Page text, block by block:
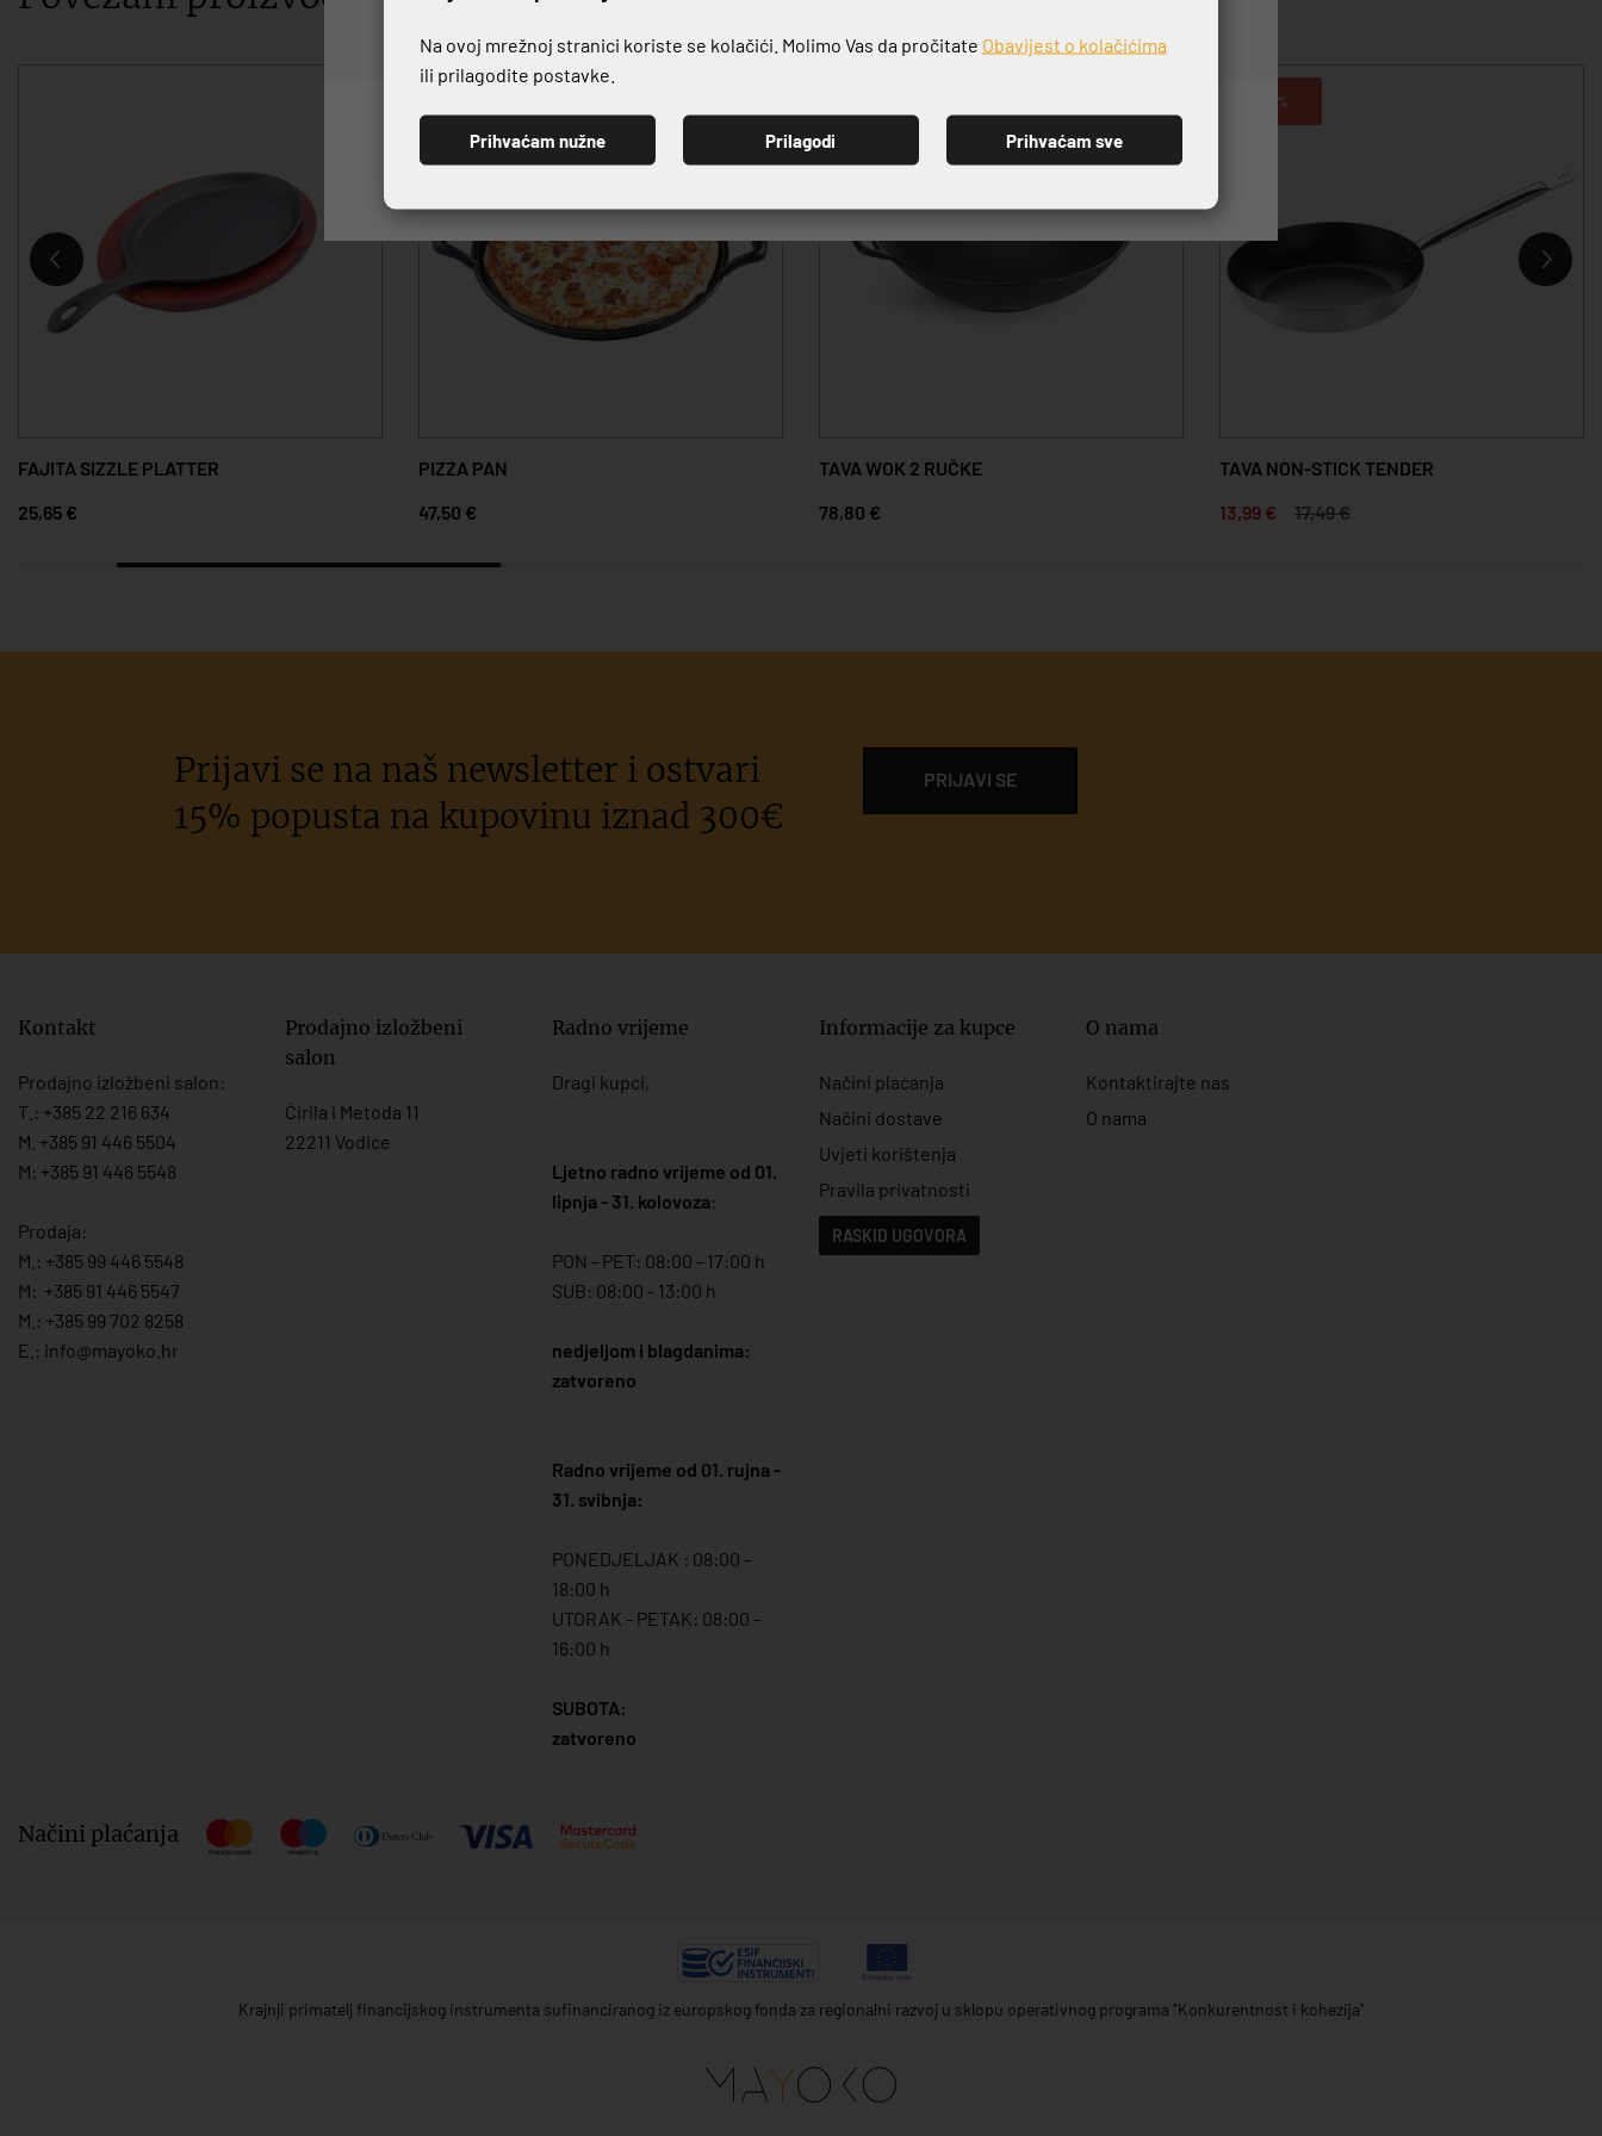
FAJITA SIZZLE PLATTER
25,65 €
PIZZA PAN
47,50 €
TAVA WOK 2 RUČKE
78,80 €
-20%
TAVA NON-STICK TENDER
13,99 €
17,49 €
Prijavi se na naš newsletter i ostvari
15% popusta na kupovinu iznad 300€
PRIJAVI SE
Kontakt
Prodajno izložbeni salon:
T.: +385 22 216 634
M. +385 91 446 5504
M: +385 91 446 5548
Prodaja:
M.: +385 99 446 5548
M: +385 91 446 5547
M.: +385 99 702 8258
E.: info@mayoko. hr
Prodajno izložbeni
salon
Ćirila i Metoda 11
22211 Vodice
Radno vrijeme
Dragi kupci,
Ljetno radno vrijeme od 01.
lipnja - 31. kolovoza:
PON - PET: 08:00 - 17:00 h
SUB: 08:00 - 13:00 h
nedjeljom i blagdanima:
zatvoreno
Radno vrijeme od 01. rujna -
31. svibnja:
PONEDJELJAK : 08:00 -
18:00 h
UTORAK - PETAK: 08:00 -
16:00 h
SUBOTA:
zatvoreno
Informacije za kupce
Načini plaćanja
Načini dostave
Uvjeti korištenja
Pravila privatnosti
RASKID UGOVORA
O nama
Kontaktirajte nas
O nama
Načini plaćanja
Krajnji primatelj financijskog instrumenta sufinanciranog iz europskog fonda za regionalni razvoj u sklopu operativnog programa "Konkurentnost i kohezija"
PRIJAVI SE
Na ovoj mrežnoj stranici koriste se kolačići. Molimo Vas da pročitate Obavijest o kolačićima
ili prilagodite postavke.
Prihvaćam nužne Prilagodi Prihvaćam sve